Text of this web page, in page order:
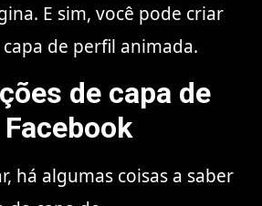
E sim, você pode criar
de perfil animada.
de capa de
há algumas coisas a saber